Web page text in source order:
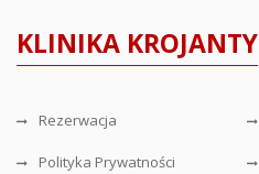
KLINIKA KROJANTY
Rezerwacja
Polityka Prywatności